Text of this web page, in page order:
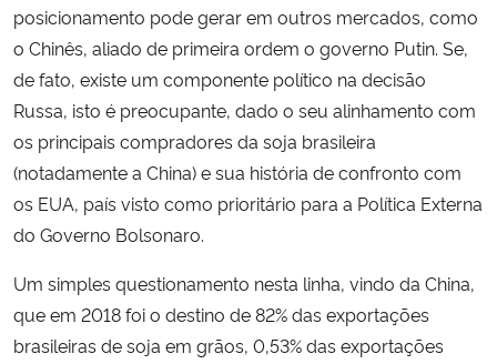
posicionamento pode gerar em outros mercados, como
o Chinês, aliado de primeira ordem o governo Putin. Se,
de fato, existe um componente político na decisão
Russa, isto é preocupante, dado o seu alinhamento com
os principais compradores da soja brasileira
(notadamente a China) e sua história de confronto com
os EUA, país visto como prioritário para a Política Externa
do Governo Bolsonaro.
Um simples questionamento nesta linha, vindo da China,
que em 2018 foi o destino de 82% das exportações
brasileiras de soja em grãos, 0,53% das exportações